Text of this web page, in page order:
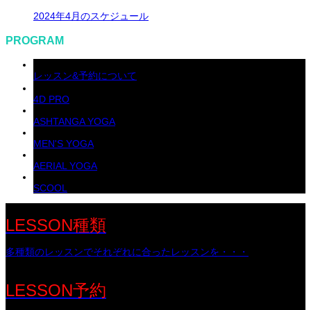
2024年4月のスケジュール
PROGRAM
レッスン&予約について
4D PRO
ASHTANGA YOGA
MEN'S YOGA
AERIAL YOGA
SCOOL
LESSON種類
多種類のレッスンでそれぞれに合ったレッスンを・・・
LESSON予約